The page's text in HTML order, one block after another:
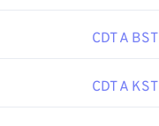
CDT A BST
CDT A KST